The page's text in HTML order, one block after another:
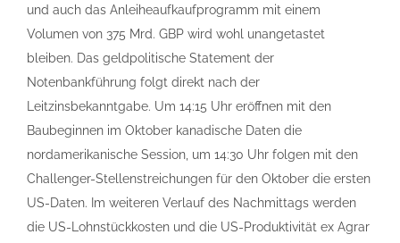
und auch das Anleiheaufkaufprogramm mit einem
Volumen von 375 Mrd. GBP wird wohl unangetastet
bleiben. Das geldpolitische Statement der
Notenbankführung folgt direkt nach der
Leitzinsbekanntgabe. Um 14:15 Uhr eröffnen mit den
Baubeginnen im Oktober kanadische Daten die
nordamerikanische Session, um 14:30 Uhr folgen mit den
Challenger-Stellenstreichungen für den Oktober die ersten
US-Daten. Im weiteren Verlauf des Nachmittags werden
die US-Lohnstückkosten und die US-Produktivität ex Agrar